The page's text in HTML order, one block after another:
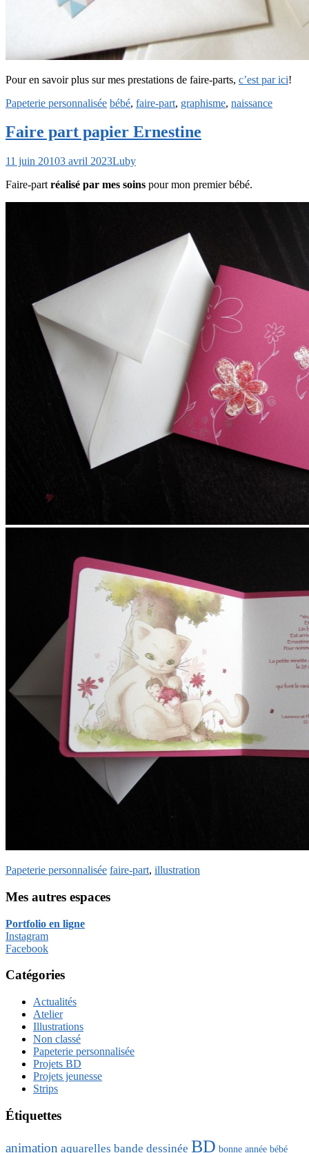
Pour en savoir plus sur mes prestations de faire-parts, c’est par ici!
Papeterie personnalisée bébé, faire-part, graphisme, naissance
Faire part papier Ernestine
11 juin 20103 avril 2023Luby
Faire-part réalisé par mes soins pour mon premier bébé.
Papeterie personnalisée faire-part, illustration
Mes autres espaces
Portfolio en ligne
Instagram
Facebook
Catégories
Actualités
Atelier
Illustrations
Non classé
Papeterie personnalisée
Projets BD
Projets jeunesse
Strips
Étiquettes
animation aquarelles bande dessinée BD bonne année bébé